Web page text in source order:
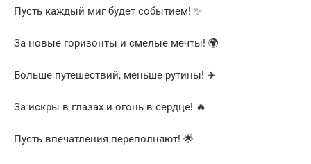
Пусть каждый миг будет событием! ✨
За новые горизонты и смелые мечты! 🌍
Больше путешествий, меньше рутины! ✈️
За искры в глазах и огонь в сердце! 🔥
Пусть впечатления переполняют! 🌟